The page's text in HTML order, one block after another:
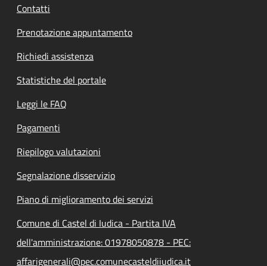
Contatti
Prenotazione appuntamento
Richiedi assistenza
Statistiche del portale
Leggi le FAQ
Pagamenti
Riepilogo valutazioni
Segnalazione disservizio
Piano di miglioramento dei servizi
Comune di Castel di Iudica - Partita IVA
dell'amministrazione: 01978050878 - PEC:
affarigenerali@pec.comunecasteldiiudica.it